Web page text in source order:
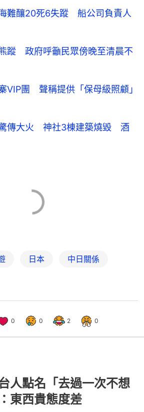
難釀20死6失蹤 船公司負責人
蹤 政府呼籲民眾傍晚至清晨不
VIP團 聲稱提供「保母級照顧」
驚傳大火 神社3棟建築燒毀 酒
日本 中日關係
0 0 2 0
人點名「去過一次不想
東西貴態度差